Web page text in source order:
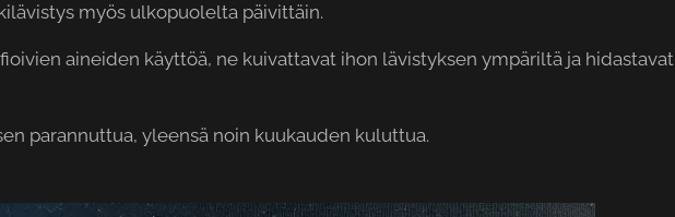
myös ulkopuolelta päivittäin.
aineiden käyttöä, ne kuivattavat ihon lävistyksen ympäriltä ja hidastavat
parannuttua, yleensä noin kuukauden kuluttua.